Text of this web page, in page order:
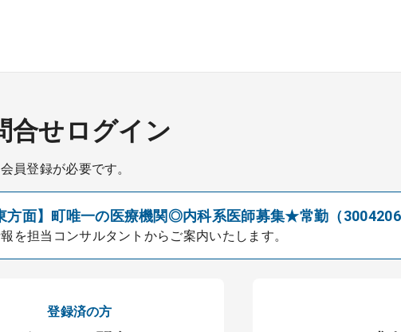
合せログイン
員登録が必要です。
面】町唯一の医療機関◎内科系医師募集★常勤（
を担当コンサルタントからご案内いたします。
登録済の方